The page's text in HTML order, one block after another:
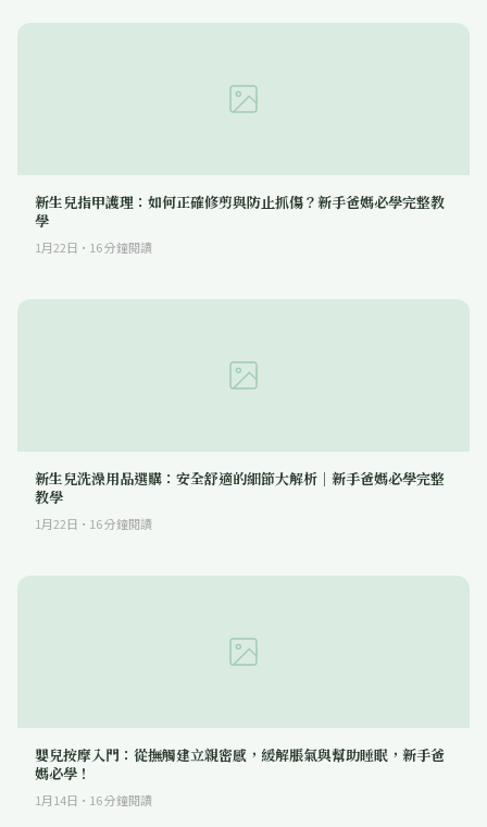
新生兒指甲護理：如何正確修剪與防止抓傷？新手爸媽必學完整教
學
1月22日 · 16分鐘閱讀
新生兒洗澡用品選購：安全舒適的細節大解析｜新手爸媽必學完整
教學
1月22日 · 16分鐘閱讀
嬰兒按摩入門：從撫觸建立親密感，緩解脹氣與幫助睡眠，新手爸
媽必學！
1月14日 · 16分鐘閱讀